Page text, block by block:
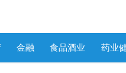
金融 食品酒业 药业